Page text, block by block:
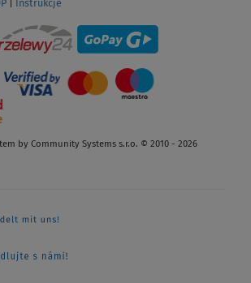
Instrukcje
by Community Systems s.r.o. © 2010 - 2026